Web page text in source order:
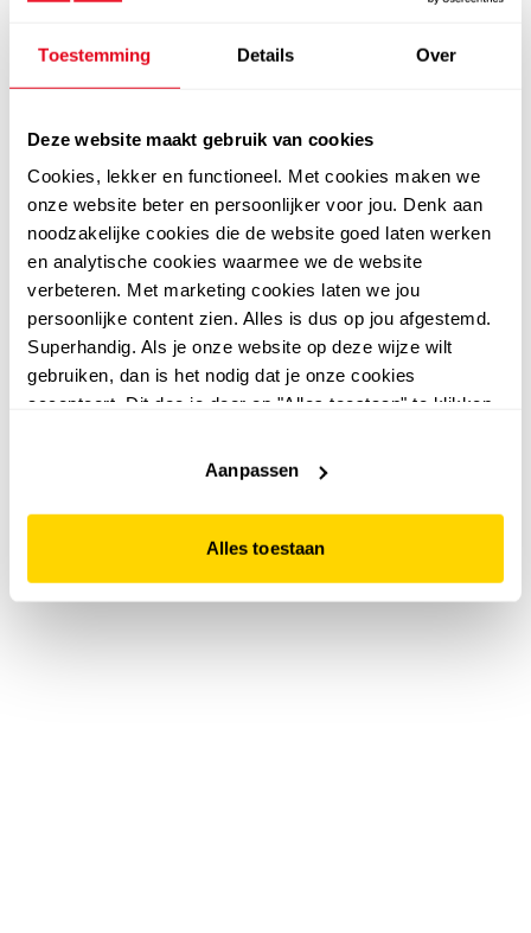
Toestemming Details Over
Deze website maakt gebruik van cookies
Cookies, lekker en functioneel. Met cookies maken we
onze website beter en persoonlijker voor jou. Denk aan
noodzakelijke cookies die de website goed laten werken
en analytische cookies waarmee we de website
verbeteren. Met marketing cookies laten we jou
persoonlijke content zien. Alles is dus op jou afgestemd.
Superhandig. Als je onze website op deze wijze wilt
gebruiken, dan is het nodig dat je onze cookies
accepteert. Dit doe je door op "Alles toestaan" te klikken.
website niet optimaal functioneert.
Aanpassen
Alles toestaan